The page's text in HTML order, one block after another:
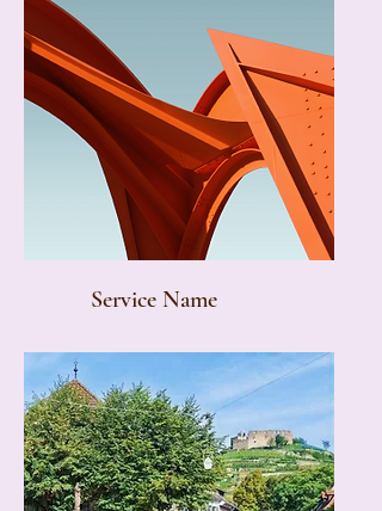
Service Name